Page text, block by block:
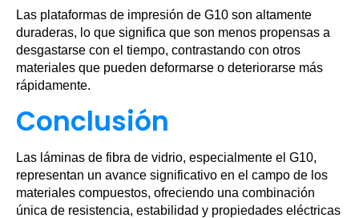
Las plataformas de impresión de G10 son altamente
duraderas, lo que significa que son menos propensas a
desgastarse con el tiempo, contrastando con otros
materiales que pueden deformarse o deteriorarse más
rápidamente.
Conclusión
Las láminas de fibra de vidrio, especialmente el G10,
representan un avance significativo en el campo de los
materiales compuestos, ofreciendo una combinación
única de resistencia, estabilidad y propiedades eléctricas